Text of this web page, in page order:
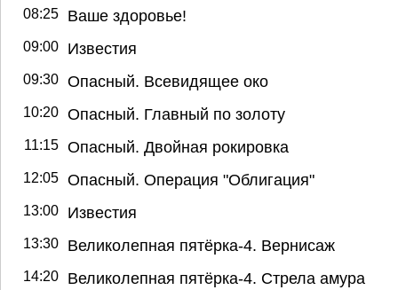
08:25 Ваше здоровье!
09:00 Известия
09:30 Опасный. Всевидящее око
10:20 Опасный. Главный по золоту
11:15 Опасный. Двойная рокировка
12:05 Опасный. Операция "Облигация"
13:00 Известия
13:30 Великолепная пятёрка-4. Вернисаж
14:20 Великолепная пятёрка-4. Стрела амура